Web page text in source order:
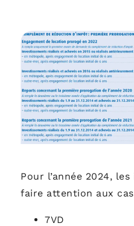
Pour l’année 2024,
faire attention aux
7VD